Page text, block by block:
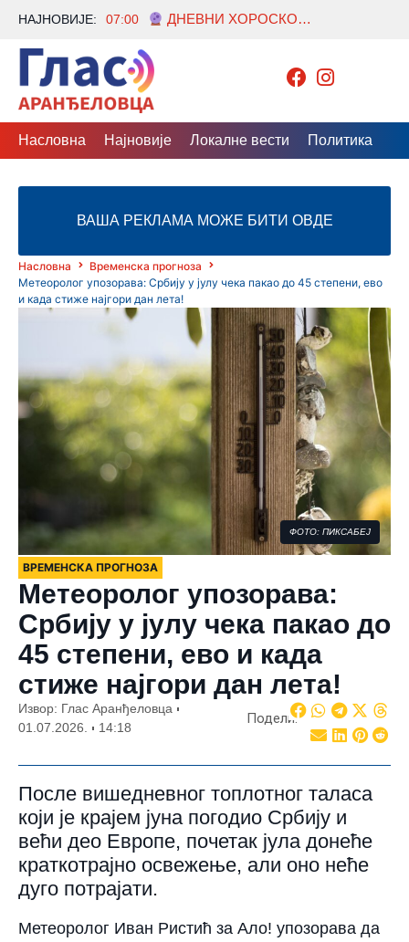
НАЈНОВИЈЕ: 07:00 ДНЕВНИ ХОРОСКОП ЗА 6. АВГУСТ: Једном знаку стиже велики преокрет, други мора да пази на издају, а ево коме се отварају врата успеха!
Насловна Најновије Локалне вести Политика
ВАША РЕКЛАМА МОЖЕ БИТИ ОВДЕ
Насловна
Временска прогноза
Метеоролог упозорава: Србију у јулу чека пакао до 45 степени, ево
и када стиже најгори дан лета!
ФОТО: ПИКСАБЕЈ
ВРЕМЕНСКА ПРОГНОЗА
Метеоролог упозорава:
Србију у јулу чека пакао до
45 степени, ево и када
стиже најгори дан лета!
Извор: Глас Аранђеловца
01.07.2026.
14:18
Подели:
После вишедневног топлотног таласа
који је крајем јуна погодио Србију и
већи део Европе, почетак јула донеће
краткотрајно освежење, али оно неће
дуго потрајати.
Метеоролог Иван Ристић за Ало! упозорава да